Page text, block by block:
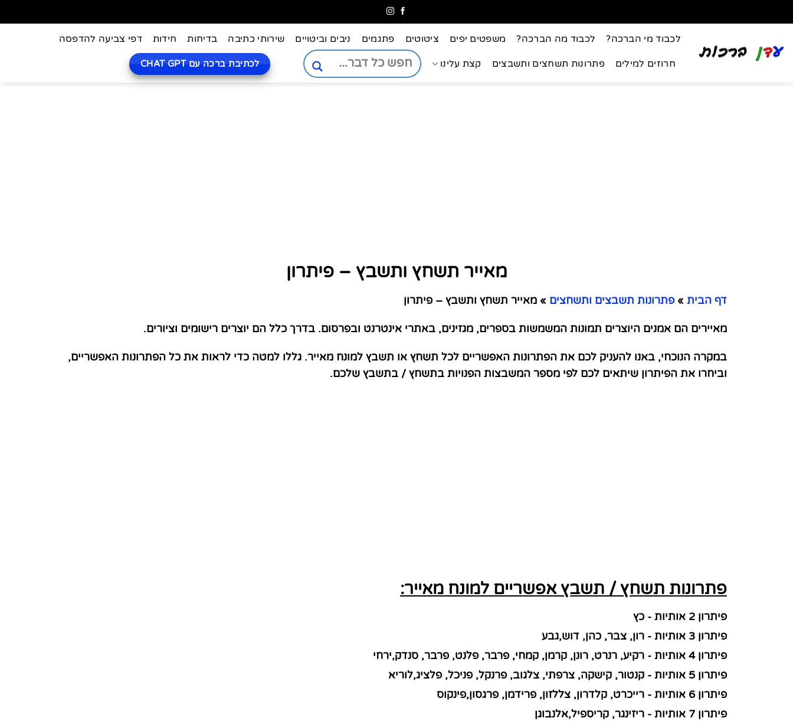
לכבוד מי הברכה? לכבוד מה הברכה? משפטים יפים ציטוטים פתגמים ניבים וביטויים שירותי כתיבה בדיחות חידות דפי צביעה להדפסה
חרוזים למילים פתרונות תשחצים ותשבצים קצת עלינו לכתיבת ברכה עם CHAT GPT
מאייר תשחץ ותשבץ – פיתרון
דף הבית » פתרונות תשבצים ותשחצים » מאייר תשחץ ותשבץ – פיתרון
מאיירים הם אמנים היוצרים תמונות המשמשות בספרים, מגזינים, באתרי אינטרנט ובפרסום. בדרך כלל הם יוצרים רישומים וציורים.
במקרה הנוכחי, באנו להעניק לכם את הפתרונות האפשריים לכל תשחץ או תשבץ למונח מאייר. גללו למטה כדי לראות את כל הפתרונות האפשריים,
וביחרו את הפיתרון שיתאים לכם לפי מספר המשבצות הפנויות בתשחץ / בתשבץ שלכם.
פתרונות תשחץ / תשבץ אפשריים למונח מאייר:
פיתרון 2 אותיות - כץ
פיתרון 3 אותיות - רון, צבר, כהן, דוש,גבע
פיתרון 4 אותיות - רקיע, רנרט, רונן, קרמן, קמחי, פרבר, פלנט, פרבר, סנדק,ירחי
פיתרון 5 אותיות - קנטור, קישקה, צרפתי, צלגוב, פרנקל, פניכל, פלציג,לוריא
פיתרון 6 אותיות - רייכרט, קלדרון, צללזון, פרידמן, פרגסון,פינקוס
פיתרון 7 אותיות - ריזינגר, קריספיל,אלנבוגן